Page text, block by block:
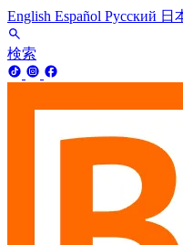
English Español Русский 日
検索